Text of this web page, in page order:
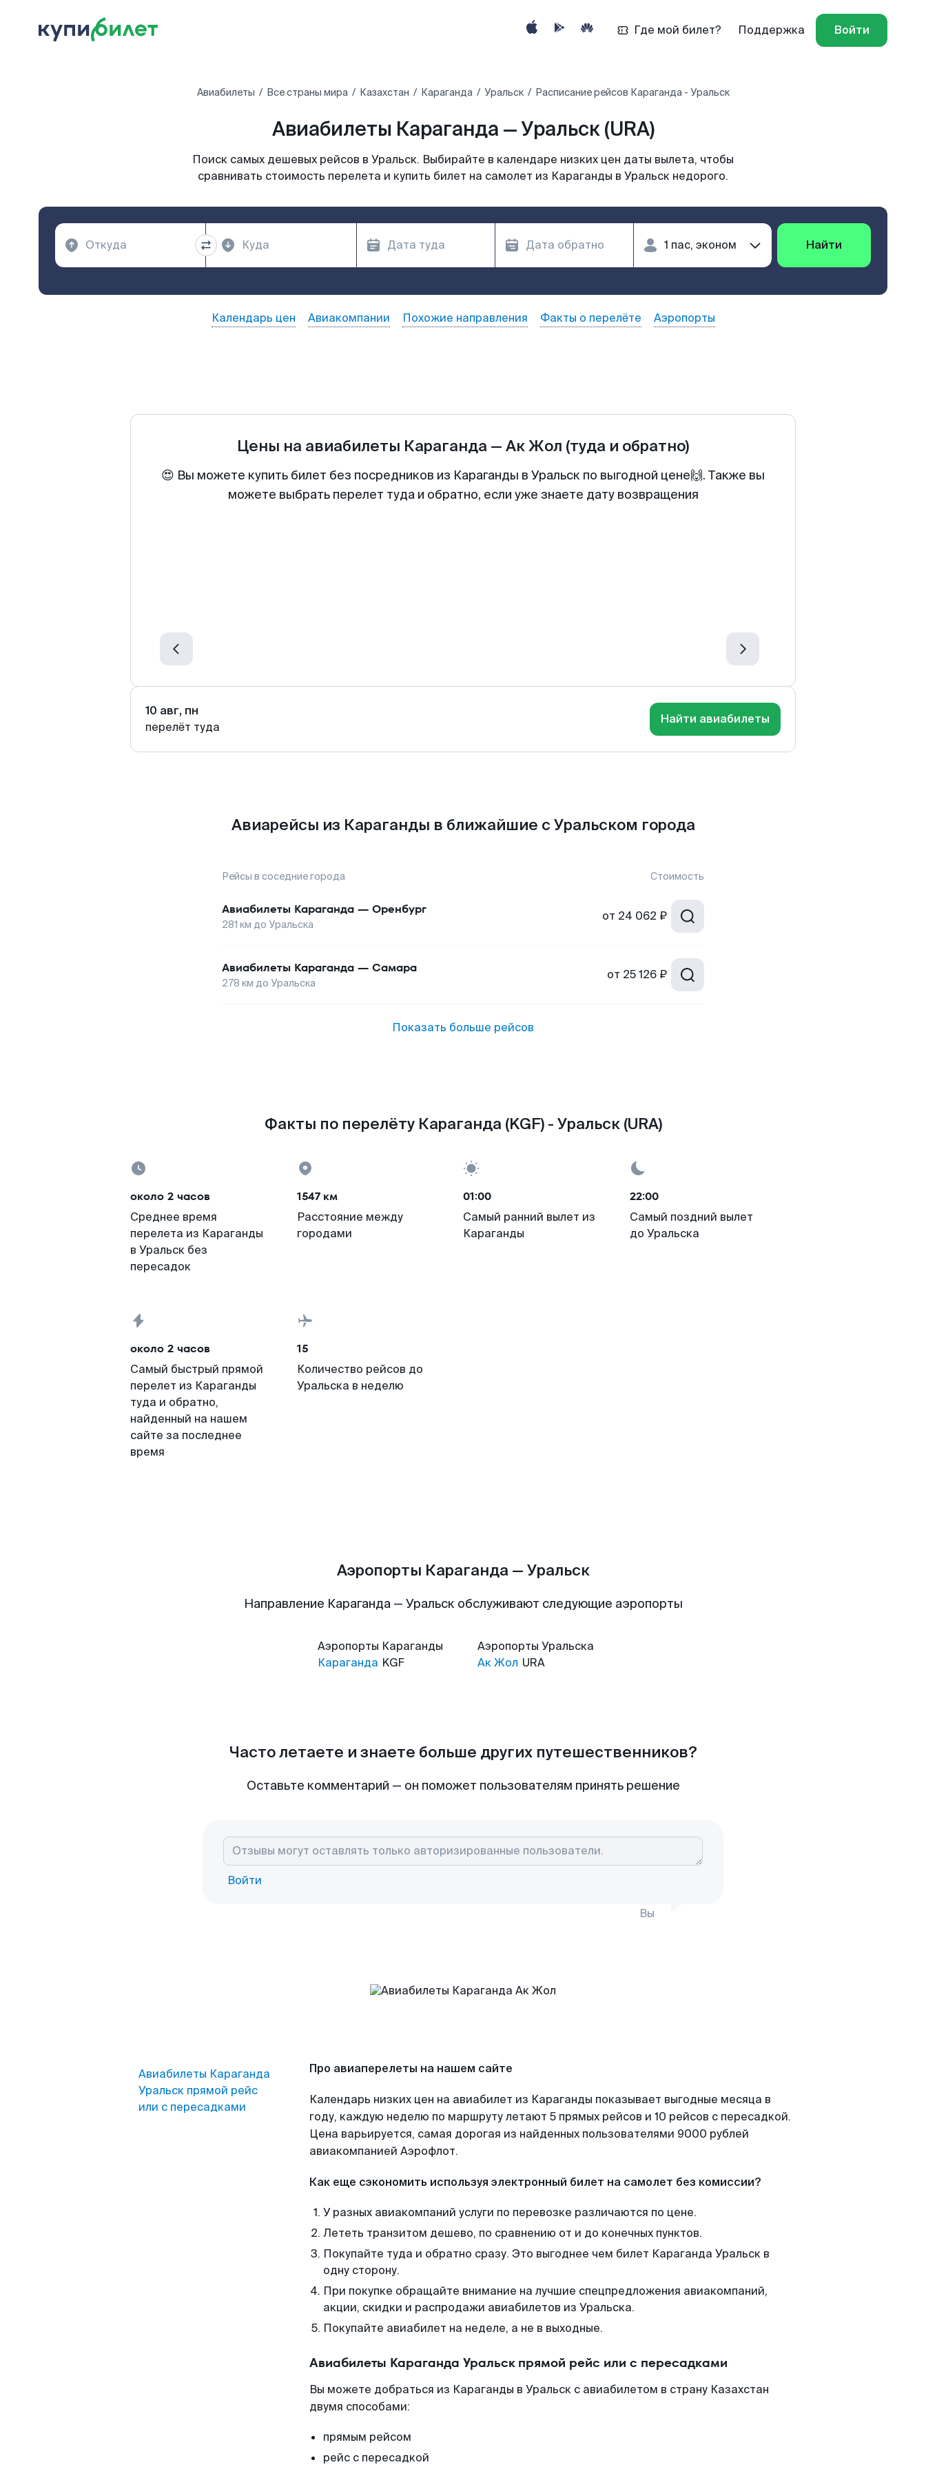
Где мой билет? Поддержка Войти
Авиабилеты Все страны мира Казахстан Караганда Уральск Расписание рейсов Караганда - Уральск
Авиабилеты Караганда — Уральск (URA)
Поиск самых дешевых рейсов в Уральск. Выбирайте в календаре низких цен даты вылета, чтобы
сравнивать стоимость перелета и купить билет на самолет из Караганды в Уральск недорого.
Найти
Календарь цен Авиакомпании Похожие направления Факты о перелёте Аэропорты
Цены на авиабилеты Караганда — Ак Жол (туда и обратно)
😍 Вы можете купить билет без посредников из Караганды в Уральск по выгодной цене🙌. Также вы
можете выбрать перелет туда и обратно, если уже знаете дату возвращения
10 авг, пн
перелёт туда
Найти авиабилеты
Авиарейсы из Караганды в ближайшие с Уральском города
Рейсы в соседние города Стоимость
Авиабилеты Караганда — Оренбург
281 км до Уральска
от 24 062 ₽
Авиабилеты Караганда — Самара
278 км до Уральска
от 25 126 ₽
Показать больше рейсов
Факты по перелёту Караганда (KGF) - Уральск (URA)
около 2 часов
Среднее время
перелета из Караганды
в Уральск без
пересадок
1547 км
Расстояние между
городами
01:00
Самый ранний вылет из
Караганды
22:00
Самый поздний вылет
до Уральска
около 2 часов
Самый быстрый прямой
перелет из Караганды
туда и обратно,
найденный на нашем
сайте за последнее
время
15
Количество рейсов до
Уральска в неделю
Аэропорты Караганда — Уральск
Направление Караганда — Уральск обслуживают следующие аэропорты
Аэропорты Караганды
Караганда KGF
Аэропорты Уральска
Ак Жол URA
Часто летаете и знаете больше других путешественников?
Оставьте комментарий — он поможет пользователям принять решение
Войти
Вы
Авиабилеты Караганда
Уральск прямой рейс
или с пересадками
Про авиаперелеты на нашем сайте
Календарь низких цен на авиабилет из Караганды показывает выгодные месяца в
году, каждую неделю по маршруту летают 5 прямых рейсов и 10 рейсов с пересадкой.
Цена варьируется, самая дорогая из найденных пользователями 9000 рублей
авиакомпанией Аэрофлот.
Как еще сэкономить используя электронный билет на самолет без комиссии?
У разных авиакомпаний услуги по перевозке различаются по цене.
Лететь транзитом дешево, по сравнению от и до конечных пунктов.
Покупайте туда и обратно сразу. Это выгоднее чем билет Караганда Уральск в
одну сторону.
При покупке обращайте внимание на лучшие спецпредложения авиакомпаний,
акции, скидки и распродажи авиабилетов из Уральска.
Покупайте авиабилет на неделе, а не в выходные.
Авиабилеты Караганда Уральск прямой рейс или с пересадками
Вы можете добраться из Караганды в Уральск с авиабилетом в страну Казахстан
двумя способами:
прямым рейсом
рейс с пересадкой